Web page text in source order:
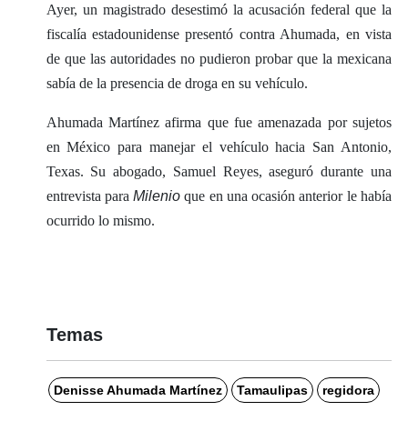
​Ayer, un magistrado desestimó la acusación federal que la
fiscalía estadounidense presentó contra Ahumada, en vista
de que las autoridades no pudieron probar que la mexicana
sabía de la presencia de droga en su vehículo.
Ahumada Martínez afirma que fue amenazada por sujetos
en México para manejar el vehículo hacia San Antonio,
Texas. Su abogado, Samuel Reyes, aseguró durante una
entrevista paraMilenioque en una ocasión anterior le había
ocurrido lo mismo.
Temas
Denisse Ahumada Martínez Tamaulipas regidora